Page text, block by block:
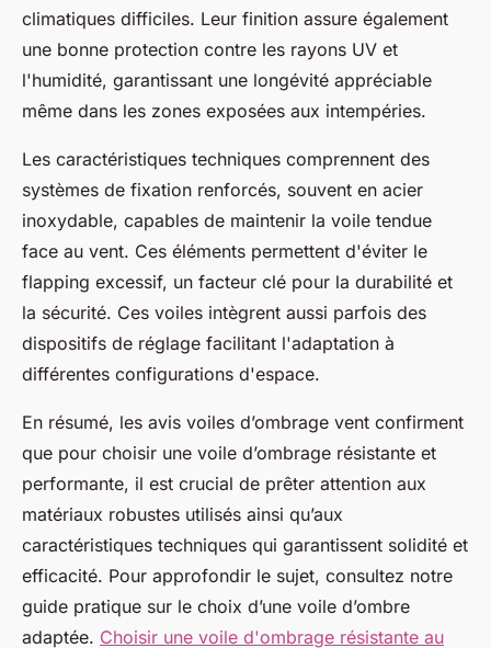
climatiques difficiles. Leur finition assure également
une bonne protection contre les rayons UV et
l'humidité, garantissant une longévité appréciable
même dans les zones exposées aux intempéries.
Les caractéristiques techniques comprennent des
systèmes de fixation renforcés, souvent en acier
inoxydable, capables de maintenir la voile tendue
face au vent. Ces éléments permettent d'éviter le
flapping excessif, un facteur clé pour la durabilité et
la sécurité. Ces voiles intègrent aussi parfois des
dispositifs de réglage facilitant l'adaptation à
différentes configurations d'espace.
En résumé, les avis voiles d’ombrage vent confirment
que pour choisir une voile d’ombrage résistante et
performante, il est crucial de prêter attention aux
matériaux robustes utilisés ainsi qu’aux
caractéristiques techniques qui garantissent solidité et
efficacité. Pour approfondir le sujet, consultez notre
guide pratique sur le choix d’une voile d’ombre
adaptée. Choisir une voile d'ombrage résistante au